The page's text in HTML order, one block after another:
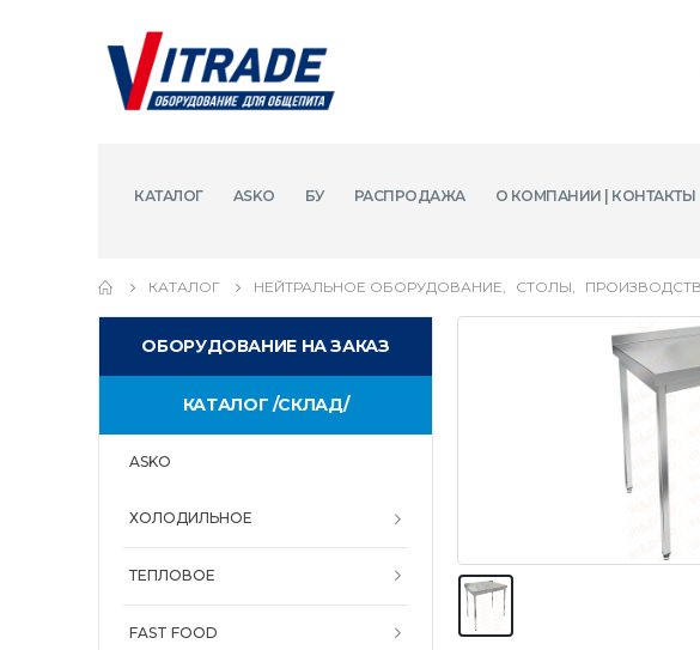
КАТАЛОГ ASKO БУ РАСПРОДАЖА О КОМПАНИИ | КОНТАКТЫ
КАТАЛОГ НЕЙТРАЛЬНОЕ ОБОРУДОВАНИЕ СТОЛЫ
ОБОРУДОВАНИЕ НА ЗАКАЗ
КАТАЛОГ /СКЛАД/
ASKO
ХОЛОДИЛЬНОЕ
ТЕПЛОВОЕ
FAST FOOD